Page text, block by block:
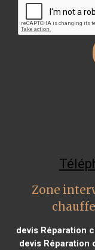
Zone
devis Réparation
devis Réparation